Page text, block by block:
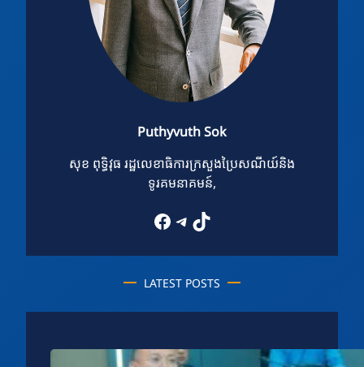
Puthyvuth Sok
សុខ ពុទ្ធិវុធ រដ្ឋលេខាធិការក្រសួងប្រៃសណីយ៍និង
ទូរគមនាគមន៍,
Facebook Telegram TikTok
LATEST POSTS